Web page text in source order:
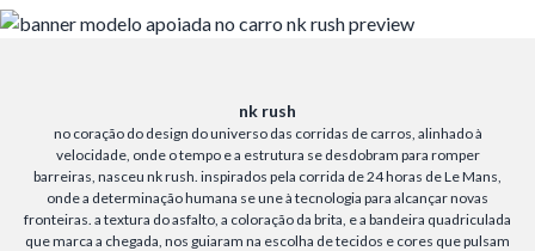
nk rush
no coração do design do universo das corridas de carros, alinhado à
velocidade, onde o tempo e a estrutura se desdobram para romper
barreiras, nasceu nk rush. inspirados pela corrida de 24 horas de Le Mans,
onde a determinação humana se une à tecnologia para alcançar novas
fronteiras. a textura do asfalto, a coloração da brita, e a bandeira quadriculada
que marca a chegada, nos guiaram na escolha de tecidos e cores que pulsam